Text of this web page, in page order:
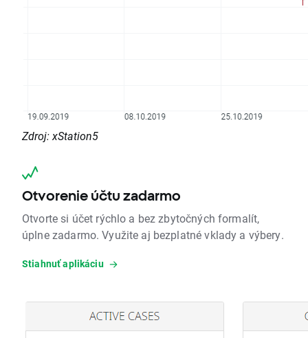
Zdroj: xStation5
Otvorenie účtu zadarmo
Otvorte si účet rýchlo a bez zbytočných formalít,
úplne zadarmo. Využite aj bezplatné vklady a výbery.
Stiahnuť aplikáciu